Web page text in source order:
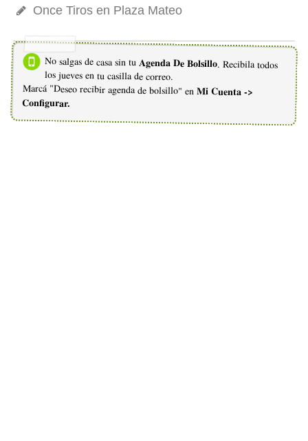
Once Tiros en Plaza Mateo
No salgas de casa sin tu Agenda De Bolsillo. Recibila todos
los jueves en tu casilla de correo.
Marcá "Deseo recibir agenda de bolsillo" en Mi Cuenta ->
Configurar.